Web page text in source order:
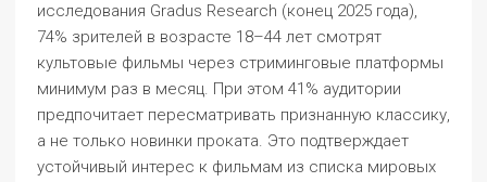
исследования Gradus Research (конец 2025 года),
74% зрителей в возрасте 18–44 лет смотрят
культовые фильмы через стриминговые платформы
минимум раз в месяц. При этом 41% аудитории
предпочитает пересматривать признанную классику,
а не только новинки проката. Это подтверждает
устойчивый интерес к фильмам из списка мировых